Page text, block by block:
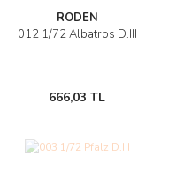
RODEN
012 1/72 Albatros D.III
666,03 TL